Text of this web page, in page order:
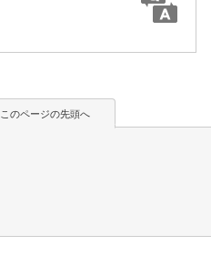
このページの先頭へ
このページの先頭へ